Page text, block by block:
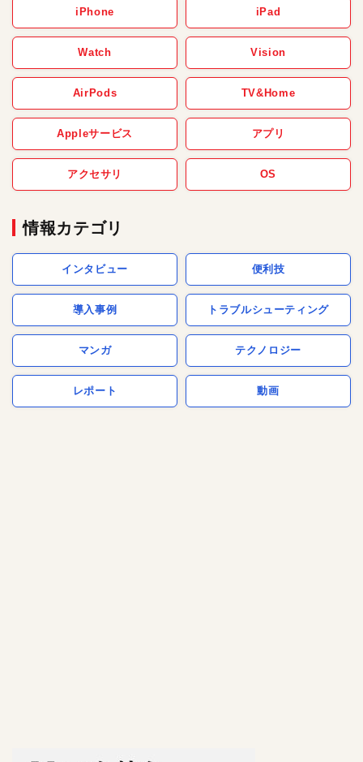
iPhone iPad
Watch Vision
AirPods TV&Home
Appleサービス アプリ
アクセサリ OS
情報カテゴリ
インタビュー 便利技
導入事例 トラブルシューティング
マンガ テクノロジー
レポート 動画